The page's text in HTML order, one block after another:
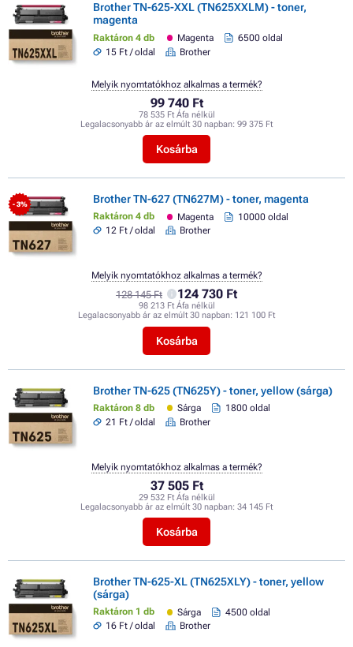
Brother TN-625-XXL (TN625XXLM) - toner,
magenta
Raktáron 4 db Magenta
6500 oldal
15 Ft / oldal
Brother
99 740 Ft
78 535 Ft Áfa nélkül
Legalacsonyabb ár az elmúlt 30 napban: 99 375 Ft
Kosárba
Melyik nyomtatókhoz alkalmas a termék?
- 3% Brother TN-627 (TN627M) - toner, magenta
Raktáron 4 db Magenta
10000 oldal
12 Ft / oldal
Brother
128 145 Ft 124 730 Ft
98 213 Ft Áfa nélkül
Legalacsonyabb ár az elmúlt 30 napban: 121 100 Ft
Kosárba
Melyik nyomtatókhoz alkalmas a termék?
Brother TN-625 (TN625Y) - toner, yellow (sárga)
Raktáron 8 db Sárga
1800 oldal
21 Ft / oldal
Brother
37 505 Ft
29 532 Ft Áfa nélkül
Legalacsonyabb ár az elmúlt 30 napban: 34 145 Ft
Kosárba
Melyik nyomtatókhoz alkalmas a termék?
Brother TN-625-XL (TN625XLY) - toner, yellow
(sárga)
Raktáron 1 db Sárga
4500 oldal
16 Ft / oldal
Brother